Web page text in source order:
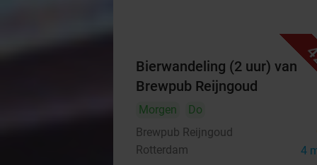
Bierwandeling (2 uur) van
Brewpub Reijngoud
Morgen
Do
Brewpub Reijngoud
Rotterdam 4